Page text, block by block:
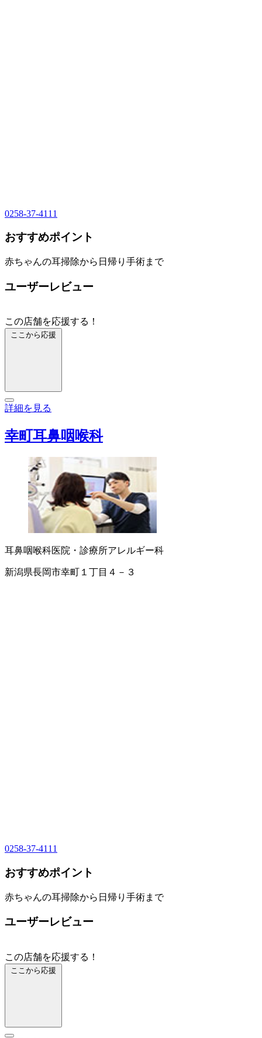
0258-37-4111
おすすめポイント
赤ちゃんの耳掃除から日帰り手術まで
ユーザーレビュー
この店舗を応援する！
ここから応援
詳細を見る
幸町耳鼻咽喉科
耳鼻咽喉科医院・診療所アレルギー科
新潟県長岡市幸町１丁目４－３
0258-37-4111
おすすめポイント
赤ちゃんの耳掃除から日帰り手術まで
ユーザーレビュー
この店舗を応援する！
ここから応援